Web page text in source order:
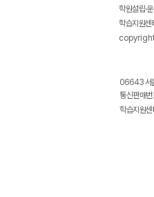
학원설립·
학습지원
06643 서
통신판매
학습지원